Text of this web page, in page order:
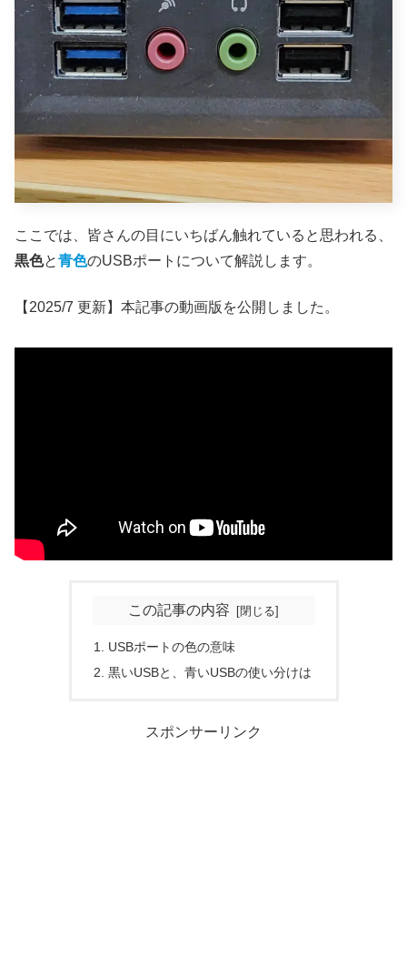
ここでは、皆さんの目にいちばん触れていると思われる、
黒色と青色のUSBポートについて解説します。
【2025/7 更新】本記事の動画版を公開しました。
この記事の内容
USBポートの色の意味
黒いUSBと、青いUSBの使い分けは
スポンサーリンク